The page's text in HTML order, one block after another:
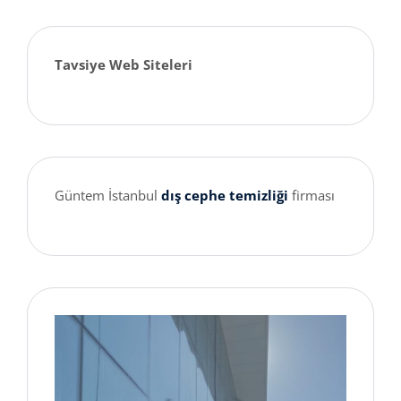
Tavsiye Web Siteleri
Güntem İstanbul dış cephe temizliği firması